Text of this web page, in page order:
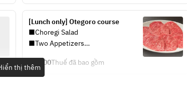
■Choregi Salad
■Wakame Seaweed Soup
■Rice
[Lunch only] Otegoro course
■Choregi Salad
■Two Appetizers
■Rice
■Tongue Tip (Salted)
¥3,500Thuế đã bao gồm
thị thêm